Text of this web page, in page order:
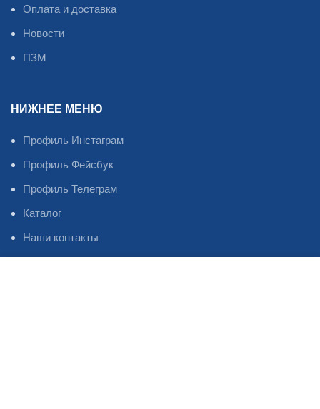
Оплата и доставка
Новости
ПЗМ
НИЖНЕЕ МЕНЮ
Профиль Инстаграм
Профиль Фейсбук
Профиль Телеграм
Каталог
Наши контакты